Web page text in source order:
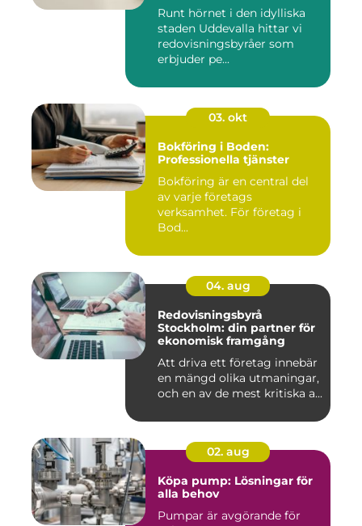
Runt hörnet i den idylliska
staden Uddevalla hittar vi
redovisningsbyråer som
erbjuder pe...
03. okt
Bokföring i Boden:
Professionella tjänster
Bokföring är en central del
av varje företags
verksamhet. För företag i
Bod...
04. aug
Redovisningsbyrå
Stockholm: din partner för
ekonomisk framgång
Att driva ett företag innebär
en mängd olika utmaningar,
och en av de mest kritiska a...
02. aug
Köpa pump: Lösningar för
alla behov
Pumpar är avgörande för